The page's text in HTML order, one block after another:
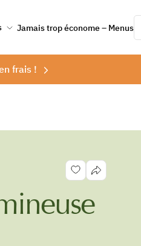
Jamais trop économe – Menus
frais !